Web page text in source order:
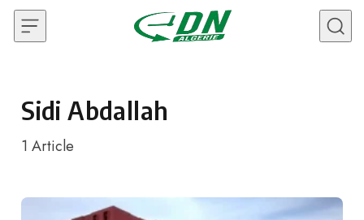
Skip to content
Sidi Abdallah
1 Article